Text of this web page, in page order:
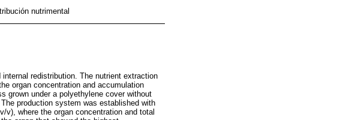
nutrimental
redistribution. The nutrient extraction
organ concentration and accumulation
grown under a polyethylene cover without
production system was established with
v), where the organ concentration and total